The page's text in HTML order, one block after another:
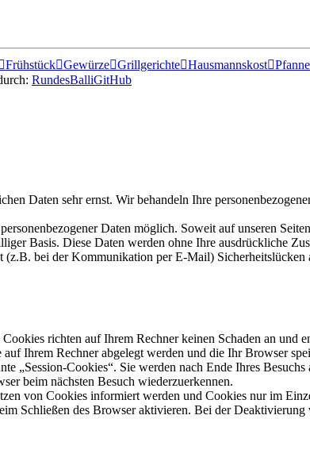
FrühstückGewürzeGrillgerichteHausmannskost
RundesBalliGitHub
Daten sehr ernst. Wir behandeln Ihre
Daten möglich. Soweit auf unseren
Basis. Diese Daten werden ohne Ihre ausdrückliche
(z.B. bei der Kommunikation per E-Mail)
richten auf Ihrem Rechner keinen Schaden an
Ihrem Rechner abgelegt werden und die Ihr Browser
„Session-Cookies“. Sie werden nach Ende Ihres
beim nächsten Besuch wiederzuerkennen.
von Cookies informiert werden und Cookies nur im
Schließen des Browser aktivieren. Bei der